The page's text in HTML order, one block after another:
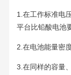
1.在工作标准电
平台比铅酸电池
2.在电池能量密
3.在同样的容量